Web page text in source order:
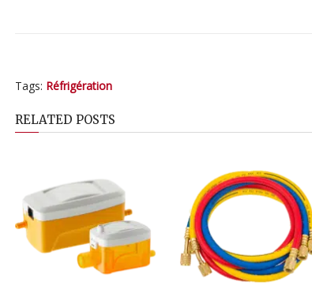
Tags: Réfrigération
RELATED POSTS